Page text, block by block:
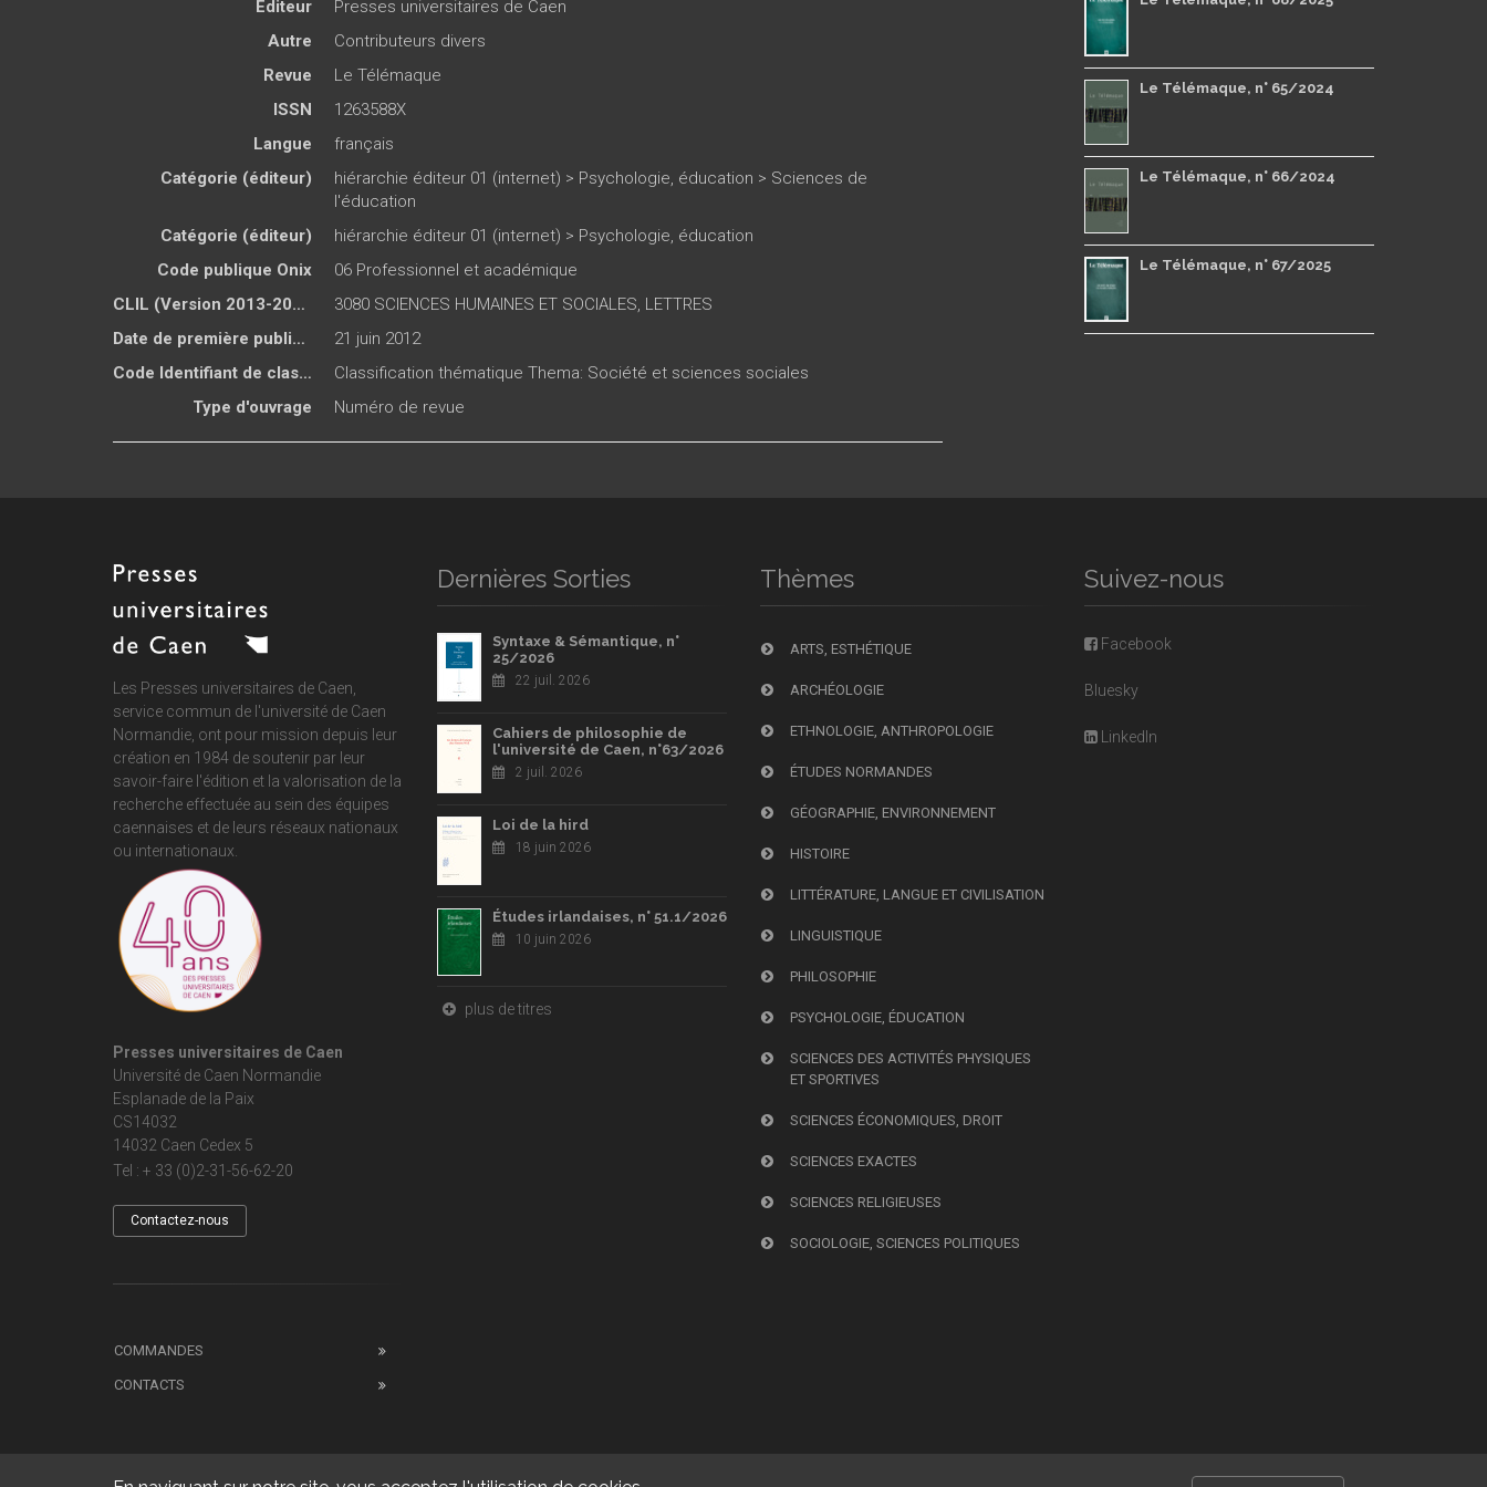
Éditeur
Presses universitaires de Caen
Autre
Contributeurs divers
Revue
Le Télémaque
ISSN
1263588X
Langue
français
Catégorie (éditeur)
hiérarchie éditeur 01 (internet) > Psychologie, éducation > Sciences de
l'éducation
Catégorie (éditeur)
hiérarchie éditeur 01 (internet) > Psychologie, éducation
Code publique Onix
06 Professionnel et académique
CLIL (Version 2013-2019 )
3080 SCIENCES HUMAINES ET SOCIALES, LETTRES
Date de première publication du titre
21 juin 2012
Code Identifiant de classement sujet
Classification thématique Thema: Société et sciences sociales
Type d'ouvrage
Numéro de revue
Le Télémaque, n° 65/2024
Le Télémaque, n° 66/2024
Le Télémaque, n° 67/2025
Les Presses universitaires de Caen,
service commun de l'université de Caen
Normandie , ont pour mission depuis leur
création en 1984 de soutenir par leur
savoir-faire l'édition et la valorisation de la
recherche effectuée au sein des équipes
caennaises et de leurs réseaux nationaux
ou internationaux.
Presses universitaires de Caen
Université de Caen Normandie
Esplanade de la Paix
CS14032
14032 Caen Cedex 5
Tel : + 33 (0)2-31-56-62-20
Contactez-nous
COMMANDES
CONTACTS
Dernières Sorties
Syntaxe & Sémantique, n°
25/2026
22 juil. 2026
Cahiers de philosophie de
l'université de Caen, n°63/2026
2 juil. 2026
Loi de la hird
18 juin 2026
Études irlandaises, n° 51.1/2026
10 juin 2026
plus de titres
Thèmes
ARTS, ESTHÉTIQUE
ARCHÉOLOGIE
ETHNOLOGIE, ANTHROPOLOGIE
ÉTUDES NORMANDES
GÉOGRAPHIE, ENVIRONNEMENT
HISTOIRE
LITTÉRATURE, LANGUE ET CIVILISATION
LINGUISTIQUE
PHILOSOPHIE
PSYCHOLOGIE, ÉDUCATION
SCIENCES DES ACTIVITÉS PHYSIQUES
ET SPORTIVES
SCIENCES ÉCONOMIQUES, DROIT
SCIENCES EXACTES
SCIENCES RELIGIEUSES
SOCIOLOGIE, SCIENCES POLITIQUES
Suivez-nous
Facebook
Bluesky
LinkedIn